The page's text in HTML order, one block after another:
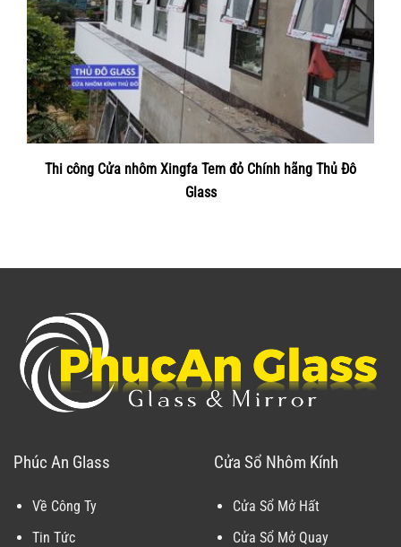
Thi công Cửa nhôm Xingfa Tem đỏ Chính hãng Thủ Đô
Glass
Phúc An Glass
Về Công Ty
Tin Tức
Cửa Sổ Nhôm Kính
Cửa Sổ Mở Hất
Cửa Sổ Mở Quay